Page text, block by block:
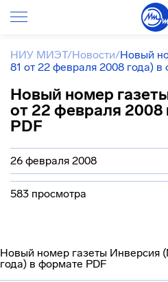
НИУ МИЭТ/Новости/Новый
81 от 22 февраля 2008 года) в
Новый номер
от 22 февраля 2008
PDF
26 февраля 2008
583 просмотра
Новый номер газеты Инверсия
года) в формате PDF